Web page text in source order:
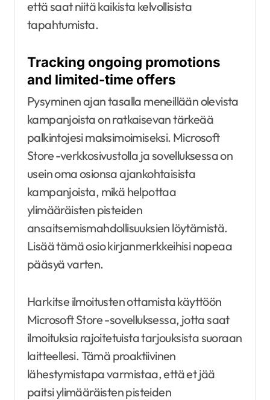
että saat niitä kaikista kelvollisista
tapahtumista.
Tracking ongoing promotions
and limited-time offers
Pysyminen ajan tasalla meneillään olevista
kampanjoista on ratkaisevan tärkeää
palkintojesi maksimoimiseksi. Microsoft
Store -verkkosivustolla ja sovelluksessa on
usein oma osionsa ajankohtaisista
kampanjoista, mikä helpottaa
ylimääräisten pisteiden
ansaitsemismahdollisuuksien löytämistä.
Lisää tämä osio kirjanmerkkeihisi nopeaa
pääsyä varten.
Harkitse ilmoitusten ottamista käyttöön
Microsoft Store -sovelluksessa, jotta saat
ilmoituksia rajoitetuista tarjouksista suoraan
laitteellesi. Tämä proaktiivinen
lähestymistapa varmistaa, että et jää
paitsi ylimääräisten pisteiden